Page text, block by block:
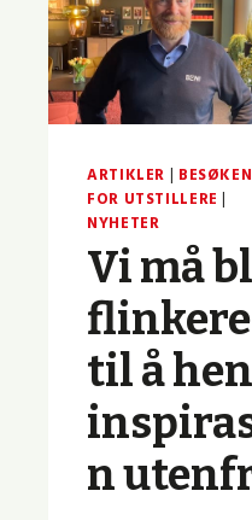
ARTIKLER |
FOR UTSTILLERE |
NYHETER
Vi må
flinkere
til å
n